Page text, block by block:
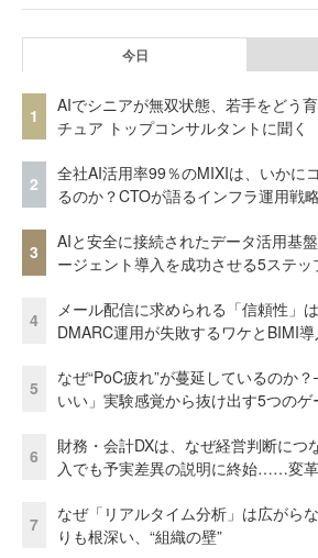
今日
1
AIでシニアが無双状態、若手をどう
チュア トップコンサルタントに聞く
2
全社AI活用率99％のMIXIは、いかに
るのか？CTOが語るインフラ運用戦
3
AIと安全に接続されたデータ活用基
ージェント導入を成功させる5ステッ
4
メール配信に求められる「信頼性」
DMARC運用が失敗するワケとBIMI
5
なぜ“PoC疲れ”が蔓延しているのか
いい」実験感覚から抜け出す5つのゲ
6
財務・会計DXは、なぜ経営判断に
入でも予実差異の説明に終始……変
7
なぜ「リアルタイム分析」は広がら
りも根深い、“組織の壁”